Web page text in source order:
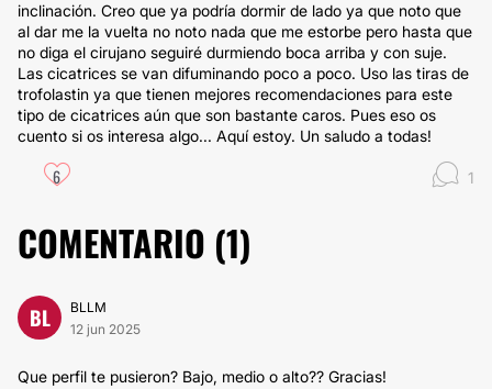
inclinación. Creo que ya podría dormir de lado ya que noto que
al dar me la vuelta no noto nada que me estorbe pero hasta que
no diga el cirujano seguiré durmiendo boca arriba y con suje.
Las cicatrices se van difuminando poco a poco. Uso las tiras de
trofolastin ya que tienen mejores recomendaciones para este
tipo de cicatrices aún que son bastante caros. Pues eso os
cuento si os interesa algo... Aquí estoy. Un saludo a todas!
6 1
COMENTARIO (1)
BL
BLLM
12 jun 2025
Que perfil te pusieron? Bajo, medio o alto?? Gracias!